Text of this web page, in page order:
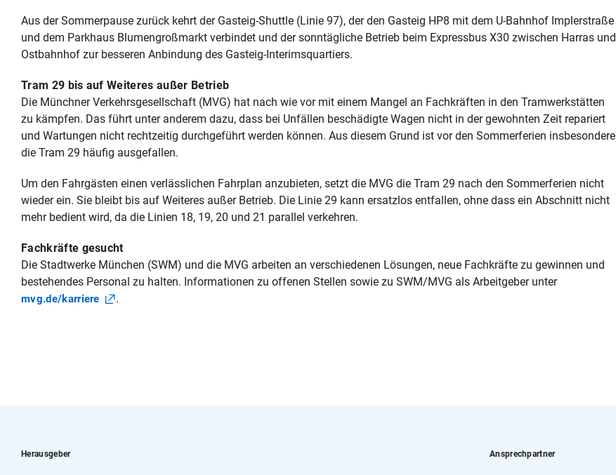
Aus der Sommerpause zurück kehrt der Gasteig-Shuttle (Linie 97), der den Gasteig HP8 mit dem U-Bahnhof Implerstraße
und dem Parkhaus Blumengroßmarkt verbindet und der sonntägliche Betrieb beim Expressbus X30 zwischen Harras und
Ostbahnhof zur besseren Anbindung des Gasteig-Interimsquartiers.
Tram 29 bis auf Weiteres außer Betrieb
Die Münchner Verkehrsgesellschaft (MVG) hat nach wie vor mit einem Mangel an Fachkräften in den Tramwerkstätten
zu kämpfen. Das führt unter anderem dazu, dass bei Unfällen beschädigte Wagen nicht in der gewohnten Zeit repariert
und Wartungen nicht rechtzeitig durchgeführt werden können. Aus diesem Grund ist vor den Sommerferien insbesondere
die Tram 29 häufig ausgefallen.
Um den Fahrgästen einen verlässlichen Fahrplan anzubieten, setzt die MVG die Tram 29 nach den Sommerferien nicht
wieder ein. Sie bleibt bis auf Weiteres außer Betrieb. Die Linie 29 kann ersatzlos entfallen, ohne dass ein Abschnitt nicht
mehr bedient wird, da die Linien 18, 19, 20 und 21 parallel verkehren.
Fachkräfte gesucht
Die Stadtwerke München (SWM) und die MVG arbeiten an verschiedenen Lösungen, neue Fachkräfte zu gewinnen und
bestehendes Personal zu halten. Informationen zu offenen Stellen sowie zu SWM/MVG als Arbeitgeber unter
mvg.de/karriere .
Herausgeber Ansprechpartner